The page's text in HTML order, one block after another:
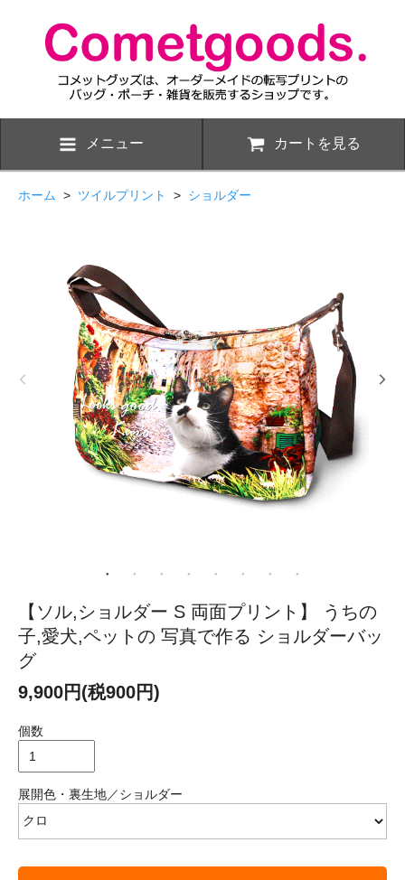
メニュー カートを見る
ホーム > ツイルプリント > ショルダー
【ソル,ショルダー S 両面プリント】 うちの
子,愛犬,ペットの 写真で作る ショルダーバッ
グ
9,900円(税900円)
個数
展開色・裏生地／ショルダー